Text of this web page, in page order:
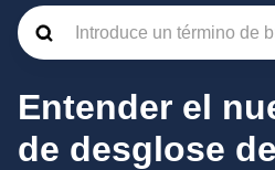
Entender el
de desglose de